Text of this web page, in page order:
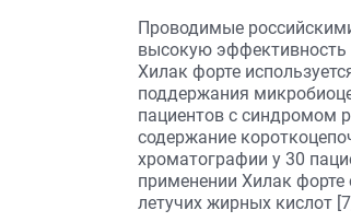
Проводимые
высокую эффективность
Хилак форте
поддержания
пациентов с синдромом
содержание
хроматографии у 30
применении Хилак
летучих жирных кислот